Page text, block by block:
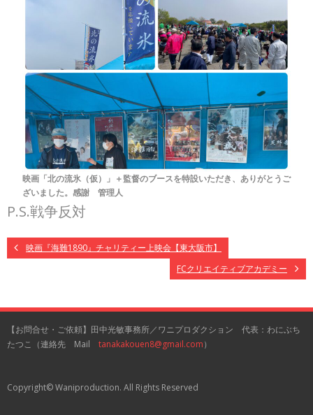
映画「北の流氷（仮）」＋監督のブースを特設いただき、ありがとうご
ざいました。感謝 管理人
P.S.戦争反対
映画『海難1890』チャリティー上映会【東大阪市】
FCクリエイティブアカデミー
【お問合せ・ご依頼】田中光敏事務所／ワニプロダクション 代表：わにぶち
たつこ（連絡先 Mail tanakakouen8@gmail.com）
Copyright© Waniproduction. All Rights Reserved